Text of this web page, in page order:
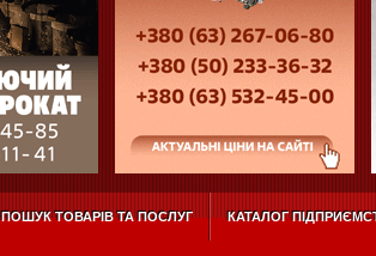
ПОШУК ТОВАРІВ ТА ПОСЛУГ КАТАЛОГ